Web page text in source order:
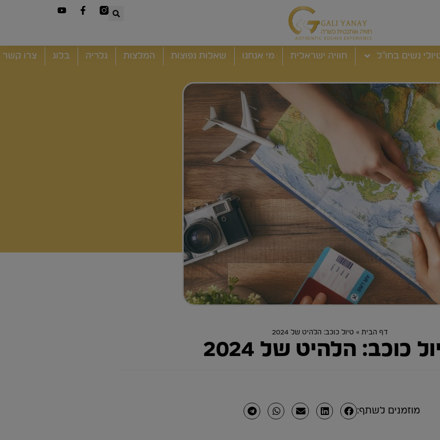
נשים בחו"ל חוויה ישראלית מי אנחנו שאלות נפוצות המלצות גלריה בלוג צרו קשר
דף הבית » טיול כוכב: הלהיט של 2024
כוכב: הלהיט של 2024
מוזמנים לשתף: